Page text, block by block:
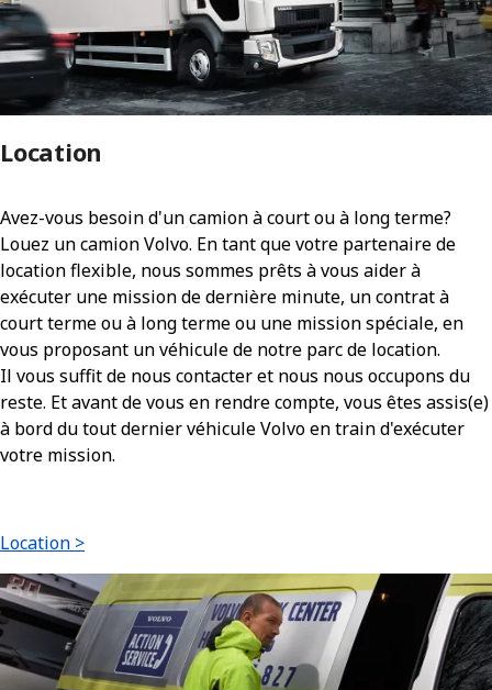
Location
Avez-vous besoin d'un camion à court ou à long terme?
Louez un camion Volvo. En tant que votre partenaire de
location flexible, nous sommes prêts à vous aider à
exécuter une mission de dernière minute, un contrat à
court terme ou à long terme ou une mission spéciale, en
vous proposant un véhicule de notre parc de location.
Il vous suffit de nous contacter et nous nous occupons du
reste. Et avant de vous en rendre compte, vous êtes assis(e)
à bord du tout dernier véhicule Volvo en train d'exécuter
votre mission.
Location >